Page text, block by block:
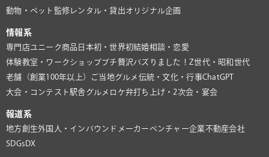
動物・ペット 監修レンタル・貸出オリジナル企画
情報系
専門店ユニーク商品 日本初・世界初結婚相談・恋愛
体験教室・ワークショッププチ贅沢バズりました！ Z世代・昭和世代
老舗（創業100年以上）
ご当地グルメ 伝統・文化・行事ChatGPT
大会・コンテスト 駅舎グルメ ロケ弁打ち上げ・2次会・宴会
報道系
地方創生外国人・インバウンド メーカー ベンチャー企業不動産会社
SDGsDX